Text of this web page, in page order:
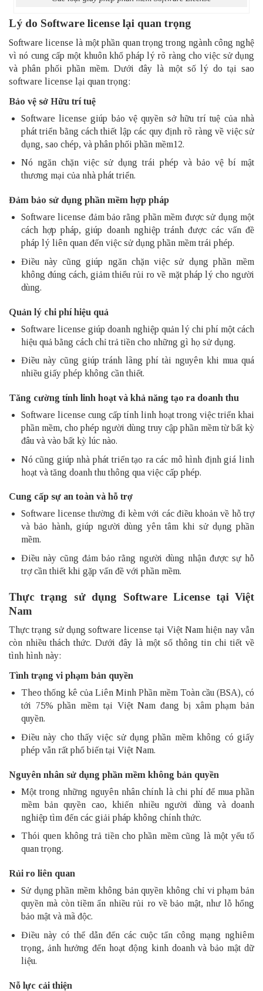
Lý do Software license lại quan trọng
Software license là một phần quan trọng trong ngành công nghệ
vì nó cung cấp một khuôn khổ pháp lý rõ ràng cho việc sử dụng
và phân phối phần mềm. Dưới đây là một số lý do tại sao
software license lại quan trọng:
Bảo vệ sở Hữu trí tuệ
Software license giúp bảo vệ quyền sở hữu trí tuệ của nhà
phát triển bằng cách thiết lập các quy định rõ ràng về việc sử
dụng, sao chép, và phân phối phần mềm12.
Nó ngăn chặn việc sử dụng trái phép và bảo vệ bí mật
thương mại của nhà phát triển.
Đảm bảo sử dụng phần mềm hợp pháp
Software license đảm bảo rằng phần mềm được sử dụng một
cách hợp pháp, giúp doanh nghiệp tránh được các vấn đề
pháp lý liên quan đến việc sử dụng phần mềm trái phép.
Điều này cũng giúp ngăn chặn việc sử dụng phần mềm
không đúng cách, giảm thiểu rủi ro về mặt pháp lý cho người
dùng.
Quản lý chi phí hiệu quả
Software license giúp doanh nghiệp quản lý chi phí một cách
hiệu quả bằng cách chỉ trả tiền cho những gì họ sử dụng.
Điều này cũng giúp tránh lãng phí tài nguyên khi mua quá
nhiều giấy phép không cần thiết.
Tăng cường tính linh hoạt và khả năng tạo ra doanh thu
Software license cung cấp tính linh hoạt trong việc triển khai
phần mềm, cho phép người dùng truy cập phần mềm từ bất kỳ
đâu và vào bất kỳ lúc nào.
Nó cũng giúp nhà phát triển tạo ra các mô hình định giá linh
hoạt và tăng doanh thu thông qua việc cấp phép.
Cung cấp sự an toàn và hỗ trợ
Software license thường đi kèm với các điều khoản về hỗ trợ
và bảo hành, giúp người dùng yên tâm khi sử dụng phần
mềm.
Điều này cũng đảm bảo rằng người dùng nhận được sự hỗ
trợ cần thiết khi gặp vấn đề với phần mềm.
Thực trạng sử dụng Software License tại Việt
Nam
Thực trạng sử dụng software license tại Việt Nam hiện nay vẫn
còn nhiều thách thức. Dưới đây là một số thông tin chi tiết về
tình hình này:
Tình trạng vi phạm bản quyền
Theo thống kê của Liên Minh Phần mềm Toàn cầu (BSA), có
tới 75% phần mềm tại Việt Nam đang bị xâm phạm bản
quyền.
Điều này cho thấy việc sử dụng phần mềm không có giấy
phép vẫn rất phổ biến tại Việt Nam.
Nguyên nhân sử dụng phần mềm không bản quyền
Một trong những nguyên nhân chính là chi phí để mua phần
mềm bản quyền cao, khiến nhiều người dùng và doanh
nghiệp tìm đến các giải pháp không chính thức.
Thói quen không trả tiền cho phần mềm cũng là một yếu tố
quan trọng.
Rủi ro liên quan
Sử dụng phần mềm không bản quyền không chỉ vi phạm bản
quyền mà còn tiềm ẩn nhiều rủi ro về bảo mật, như lỗ hổng
bảo mật và mã độc.
Điều này có thể dẫn đến các cuộc tấn công mạng nghiêm
trọng, ảnh hưởng đến hoạt động kinh doanh và bảo mật dữ
liệu.
Nỗ lực cải thiện